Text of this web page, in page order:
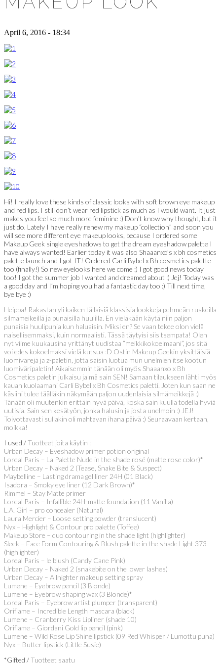
April 6, 2016 - 18:34
Hi! I really love these kinds of classic looks with soft brown eye makeup
and red lips. I still don’t wear red lipstick as much as I would want. It just
makes you feel so much more feminine :) Don’t know why thought, but it
just do. Lately I have really renew my makeup “collection” and soon you
will see more different eye makeup looks, because I ordered some
Makeup Geek single eyeshadows to get the dream eyeshadow palette I
have always wanted! Earlier today it was also Shaaanxo’s x bh cosmetics
palette launch and I got IT! Ordered Carli Bybel x Bh cosmetics palette
too (finally!) So new eyelooks here we come :) I got good news today
too! I got the summer job I wanted and dreamed about :) Jej! Today was
a good day and I’m hoping you had a fantastic day too :) Till next time,
bye bye :)
Heippa! Rakastan yli kaiken tällaisiä klassisia lookkeja pehmeän ruskeilla
silmämeikeillä ja punaisilla huulilla. En vieläkään käytä niin paljon
punaisia huulipunia kun haluaisin. Miksi en? Se vaan tekee olon vielä
naisellisemmaksi, kuin normaalisti. Tässä täytyisi siis tsempata! Olen
nyt viime kuukausina yrittänyt uudistaa ”meikkikokoelmaani”, jos sitä
voi edes kokoelmaksi vielä kutsua :D Ostin Makeup Geekin yksittäisiä
luomivärejä ja z-paletin, jotta saisin luotua mun unelmien itse kootun
luomiväripaletin! Aikaisemmin tänään oli myös Shaaanxo x Bh
Cosmetics paletin julkaisu ja mä sain SEN! Samaan tilaukseen lähti myös
kauan kuolaamani Carli Bybel x Bh Cosmetics paletti. Joten kun saan ne
käsiini tulee täälläkin näkymään paljon uudenlaisia silmämeikkejä :)
Tänään oli muutenkin erittäin hyvä päivä, koska sain kuulla todella hyviä
uutisia. Sain sen kesätyön, jonka halusin ja josta unelmoin :) JEJ!
Toivottavasti sullakin oli mahtavan ihana päivä :) Seuraavaan kertaan,
moikka!
I used /Tuotteet joita käytin :
Urban Decay – Eyeshadow primer potion original
Loreal Paris – La Palette Nude in the shade rosé (matte rose color)*
Urban Decay – Naked 2 (Tease, Snake Bite & Suspect)
Maybelline – Lasting drama gel liner 24H (01 Black)
Isadora – Smoky eye liner (12 Dark Brown)*
Rimmel – Stay Matte primer
Loreal Paris – Infallible 24H-matte foundation (11 Vanilla)
L.A. Girl – pro concealer (Natural)
Laura Mercier – Loose setting powder (translucent)
Nyx – Highlight & Contour pro palette (Toffee)
Makeup Store – duo contouring in the shade light (highlighter)
Sleek – Face Form Contouring & Blush palette in the shade Light 373
(highlighter)
Loreal Paris – le blush (Candy Cane Pink)
Urban Decay – Naked 2 (snakebite on the lower lashes)
Urban Decay – Allnighter makeup setting spray
Lumene – Eyebrow pencil (3 Blonde)
Lumene – Eyebrow shaping wax (3 Blonde)*
Loreal Paris – Eyebrow artist plumper (transparent)
Oriflame – Incredible Length mascara (black)
Lumene – Cranberry Kiss Lipliner (shade 10)
Oriflame – Giordani Gold lip pencil (pink)
Lumene – Wild Rose Lip Shine lipstick (09 Red Whisper / Lumottu puna)
Nyx – Butter lipstick (Little Susie)
*Gifted /Tuotteet saatu